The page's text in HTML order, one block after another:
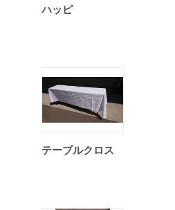
ハッピ
テーブルクロス